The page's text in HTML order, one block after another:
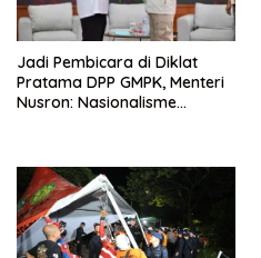
Jadi Pembicara di Diklat
Pratama DPP GMPK, Menteri
Nusron: Nasionalisme